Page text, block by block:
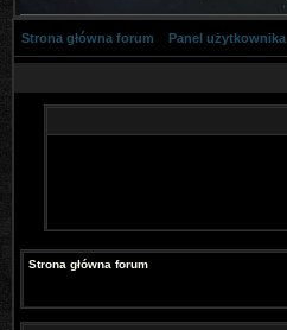
Strona główna forum Panel użytkownika
Strona główna forum